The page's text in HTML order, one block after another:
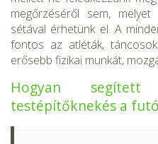
megőrzéséről sem, melyet
sétával érhetünk el. A
fontos az atléták,
erősebb fizikai munkát,
Hogyan
testépítőknekés a